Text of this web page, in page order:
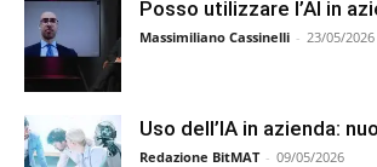
Posso utilizzare l’AI in
Massimiliano Cassinelli - 23/05/2026
Uso dell’IA in azienda:
Redazione BitMAT - 09/05/2026